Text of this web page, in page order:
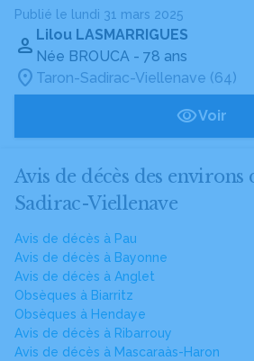
Publié le lundi 31 mars 2025
Lilou LASMARRIGUES
Née BROUCA - 78 ans
Taron-Sadirac-Viellenave (64)
Voir
Avis de décès des environs
Sadirac-Viellenave
Avis de décès à Pau
Avis de décès à Bayonne
Avis de décès à Anglet
Obsèques à Biarritz
Obsèques à Hendaye
Avis de décès à Ribarrouy
Avis de décès à Mascaraàs-Haron